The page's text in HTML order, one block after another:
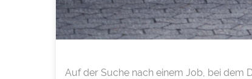
Auf der Suche nach einem Job, bei dem